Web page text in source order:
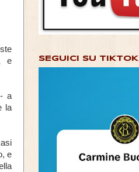
e
a
la
e
SEGUICI SU TIKTOK